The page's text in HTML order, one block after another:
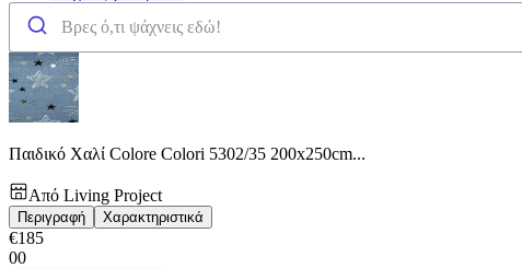
Παιδικό Χαλί Colore Colori 5302/35 200x250cm...
Από Living Project
Περιγραφή Χαρακτηριστικά
€185
00